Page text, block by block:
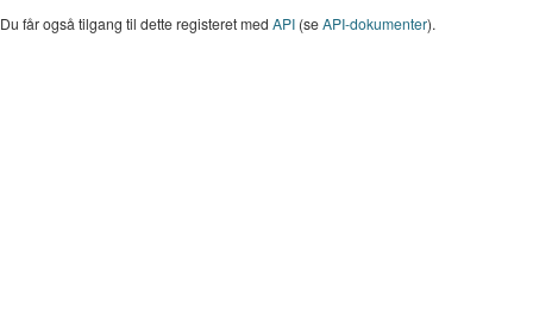
Du får også tilgang til dette registeret med API(seAPI-dokumenter).